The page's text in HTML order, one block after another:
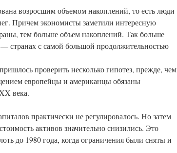
возросшим объемом накоплений, то есть люди
Причем экономисты заметили интересную
тем больше объем накоплений. Так больше
странах с самой большой продолжительностью
проверить несколько гипотез, прежде, чем
европейцы и американцы обязаны
века.
практически не регулировалось. Но затем
активов значительно снизились. Это
до 1980 года, когда ограничения были сняты и